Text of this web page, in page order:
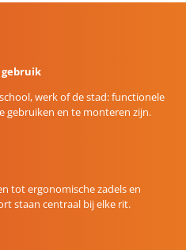
werk of de stad: functionele
gebruiken en te monteren zijn.
tot ergonomische zadels en
staan centraal bij elke rit.